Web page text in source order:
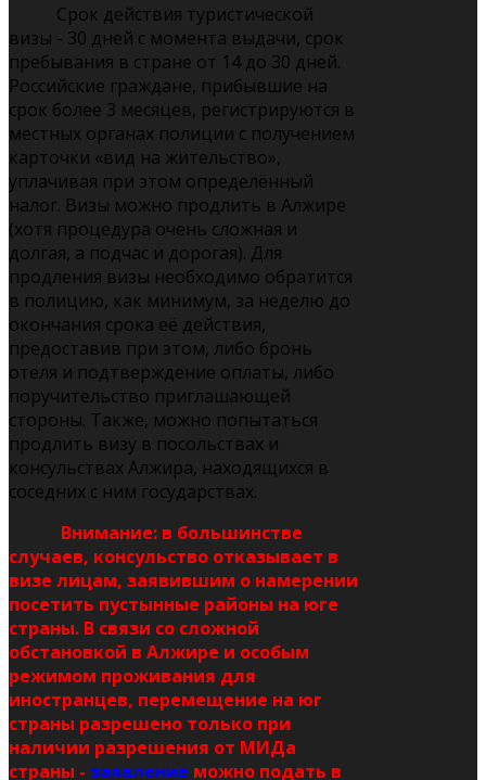
Срок действия туристической
визы - 30 дней с момента выдачи, срок
пребывания в стране от 14 до 30 дней.
Российские граждане, прибывшие на
срок более 3 месяцев, регистрируются в
местных органах полиции с получением
карточки «вид на жительство»,
уплачивая при этом определённый
налог. Визы можно продлить в Алжире
(хотя процедура очень сложная и
долгая, а подчас и дорогая). Для
продления визы необходимо обратится
в полицию, как минимум, за неделю до
окончания срока её действия,
предоставив при этом, либо бронь
отеля и подтверждение оплаты, либо
поручительство приглашающей
стороны. Также, можно попытаться
продлить визу в посольствах и
консульствах Алжира, находящихся в
соседних с ним государствах.
Внимание: в большинстве
случаев, консульство отказывает в
визе лицам, заявившим о намерении
посетить пустынные районы на юге
страны. В связи со сложной
обстановкой в Алжире и особым
режимом проживания для
иностранцев, перемещение на юг
страны разрешено только при
наличии разрешения от МИДа
страны - заявление можно подать в